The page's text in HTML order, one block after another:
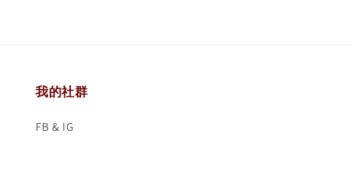
我的社群
FB & IG